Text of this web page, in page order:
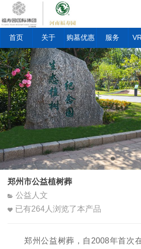
首页 关于 购墓优惠 服务
郑州市公益植树葬
公益人文
已有264 人浏览了本产品
郑州公益树葬，自2008年首次